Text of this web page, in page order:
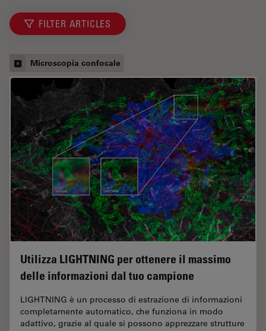
FILTER ARTICLES
Microscopia confocale
Utilizza LIGHTNING per ottenere il massimo
delle informazioni dal tuo campione
LIGHTNING è un processo di estrazione di informazioni
completamente automatico, che funziona in modo
adattivo, grazie al quale si possono apprezzare strutture